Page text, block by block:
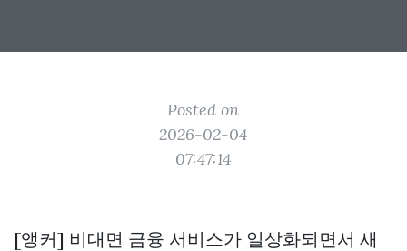
Posted on
2026-02-04
07:47:14
[앵커] 비대면 금융 서비스가 일상화되면서 새